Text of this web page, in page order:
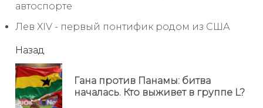
автоспорте
Лев XIV - первый понтифик родом из США
читать
еще
Назад
Гана против Панамы: битва
началась. Кто выживет в группе L?